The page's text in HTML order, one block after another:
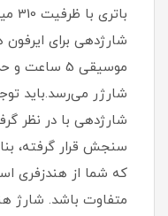
شارژدهی برای
شارژر می‌رسد.باید
شارژدهی با در نظر
سنجش قرار گرفته،
که شما از هندزفری
متفاوت باشد. شارژ